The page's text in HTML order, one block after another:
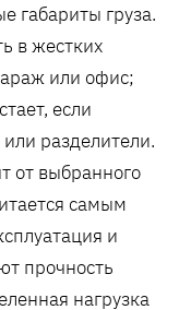
габариты груза.
в жестких
или офис;
если
разделители.
от выбранного
самым
и
прочность
нагрузка